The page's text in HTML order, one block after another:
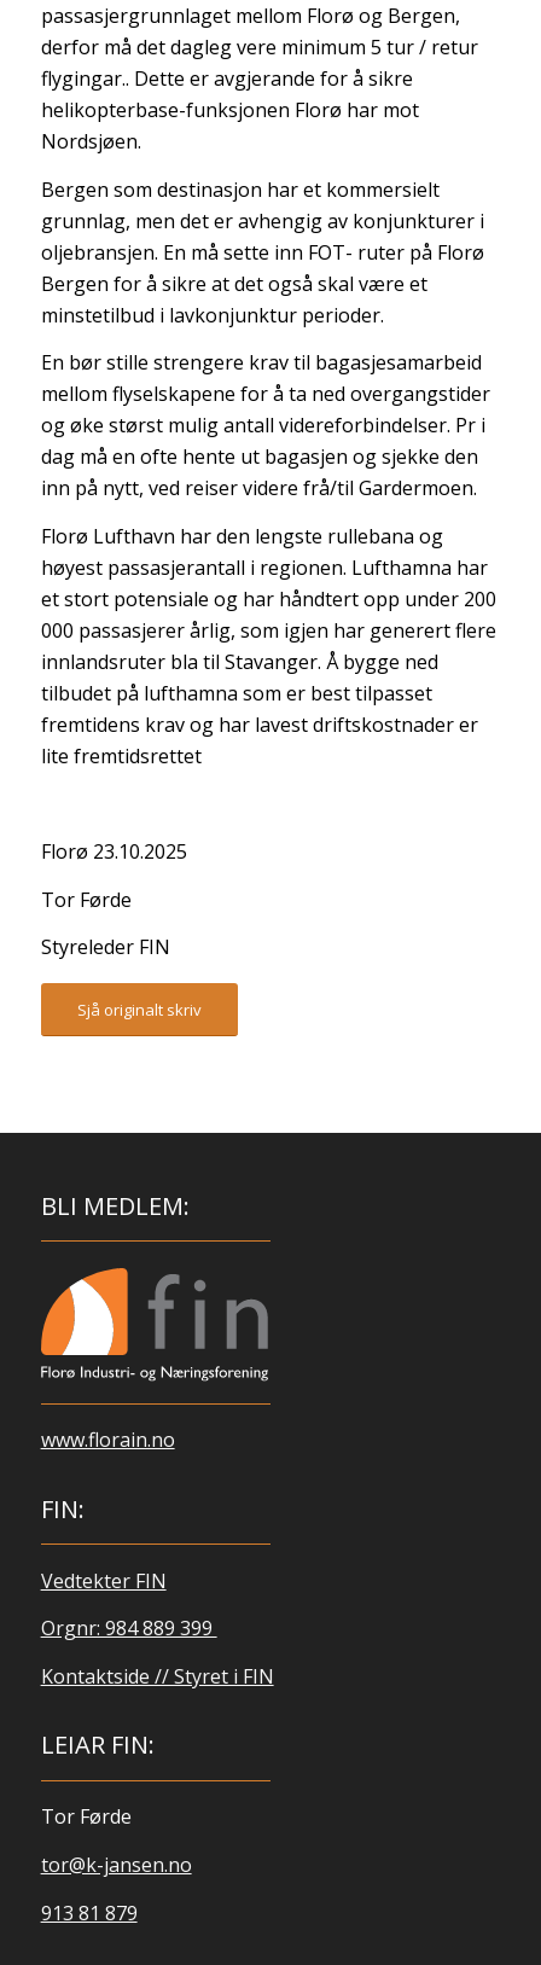
passasjergrunnlaget mellom Florø og Bergen,
derfor må det dagleg vere minimum 5 tur / retur
flygingar.. Dette er avgjerande for å sikre
helikopterbase-funksjonen Florø har mot
Nordsjøen.
Bergen som destinasjon har et kommersielt
grunnlag, men det er avhengig av konjunkturer i
oljebransjen. En må sette inn FOT- ruter på Florø
Bergen for å sikre at det også skal være et
minstetilbud i lavkonjunktur perioder.
En bør stille strengere krav til bagasjesamarbeid
mellom flyselskapene for å ta ned overgangstider
og øke størst mulig antall videreforbindelser. Pr i
dag må en ofte hente ut bagasjen og sjekke den
inn på nytt, ved reiser videre frå/til Gardermoen.
Florø Lufthavn har den lengste rullebana og
høyest passasjerantall i regionen. Lufthamna har
et stort potensiale og har håndtert opp under 200
000 passasjerer årlig, som igjen har generert flere
innlandsruter bla til Stavanger. Å bygge ned
tilbudet på lufthamna som er best tilpasset
fremtidens krav og har lavest driftskostnader er
lite fremtidsrettet
Florø 23.10.2025
Tor Førde
Styreleder FIN
Sjå originalt skriv
BLI MEDLEM:
www.florain.no
FIN:
Vedtekter FIN
Orgnr: 984 889 399
Kontaktside // Styret i FIN
LEIAR FIN:
Tor Førde
tor@k-jansen.no
913 81 879